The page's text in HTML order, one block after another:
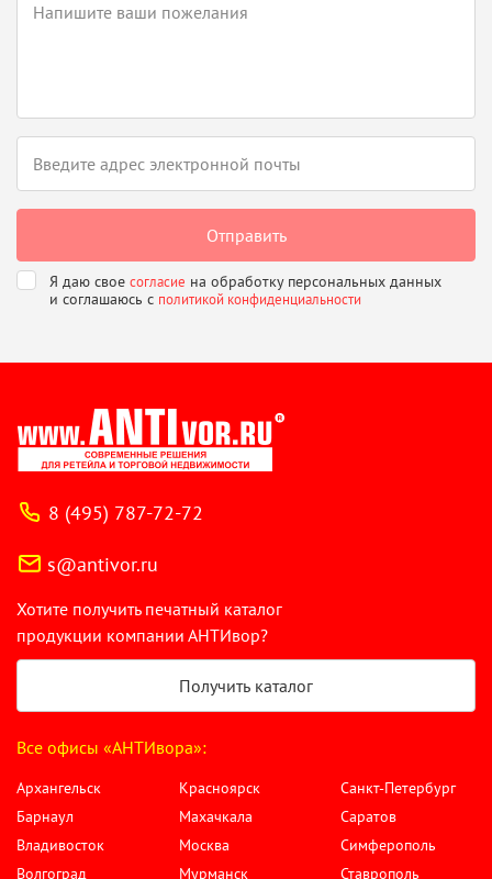
Я даю свое согласие на обработку персональных данных
и соглашаюсь с политикой конфиденциальности
8 (495) 787-72-72
s@antivor.ru
Хотите получить печатный каталог
продукции компании АНТИвор?
Получить каталог
Все офисы «АНТИвора»:
Архангельск
Барнаул
Владивосток
Волгоград
Красноярск
Махачкала
Москва
Мурманск
Санкт-Петербург
Саратов
Симферополь
Ставрополь